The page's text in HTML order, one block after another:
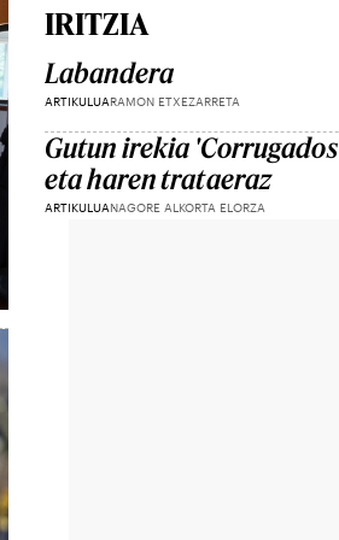
IRITZIA
Labandera
ARTIKULUARAMON ETXEZARRETA
Gutun irekia
eta haren trataeraz
ARTIKULUANAGORE ALKORTA ELORZA